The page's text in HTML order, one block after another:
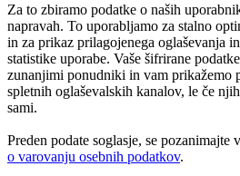
Za to zbiramo podatke o naših
napravah. To uporabljamo za stalno
in za prikaz prilagojenega oglaševanja
statistike uporabe. Vaše šifrirane
zunanjimi ponudniki in vam prikažemo
spletnih oglaševalskih kanalov, le če
sami.
Preden podate soglasje, se pozanimajte
o varovanju osebnih podatkov.